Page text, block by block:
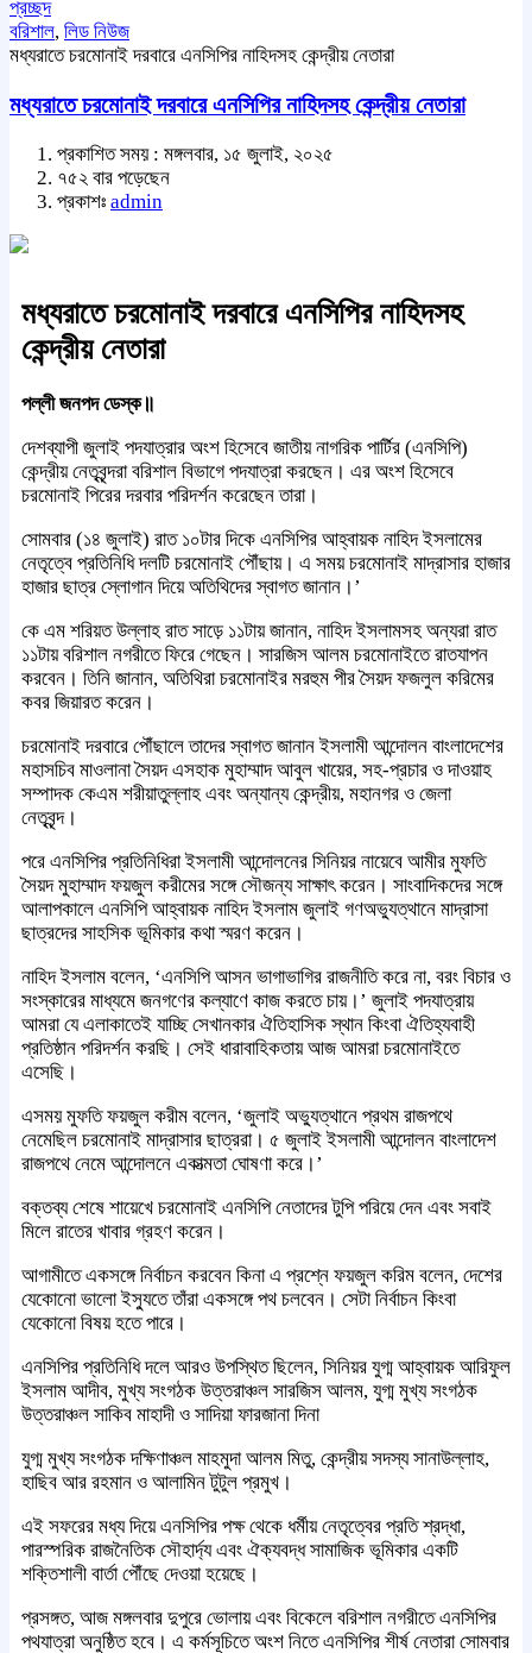
প্রচ্ছদ
বরিশাল, লিড নিউজ
মধ্যরাতে চরমোনাই দরবারে এনসিপির নাহিদসহ কেন্দ্রীয় নেতারা
মধ্যরাতে চরমোনাই দরবারে এনসিপির নাহিদসহ কেন্দ্রীয় নেতারা
প্রকাশিত সময় : মঙ্গলবার, ১৫ জুলাই, ২০২৫
৭৫২ বার পড়েছেন
প্রকাশঃ admin
মধ্যরাতে চরমোনাই দরবারে এনসিপির নাহিদসহ
কেন্দ্রীয় নেতারা
পল্লী জনপদ ডেস্ক॥
দেশব্যাপী জুলাই পদযাত্রার অংশ হিসেবে জাতীয় নাগরিক পার্টির (এনসিপি)
কেন্দ্রীয় নেতৃবৃন্দরা বরিশাল বিভাগে পদযাত্রা করছেন। এর অংশ হিসেবে
চরমোনাই পিরের দরবার পরিদর্শন করেছেন তারা।
সোমবার (১৪ জুলাই) রাত ১০টার দিকে এনসিপির আহ্বায়ক নাহিদ ইসলামের
নেতৃত্বে প্রতিনিধি দলটি চরমোনাই পৌঁছায়। এ সময় চরমোনাই মাদ্রাসার হাজার
হাজার ছাত্র স্লোগান দিয়ে অতিথিদের স্বাগত জানান।’
কে এম শরিয়ত উল্লাহ রাত সাড়ে ১১টায় জানান, নাহিদ ইসলামসহ অন্যরা রাত
১১টায় বরিশাল নগরীতে ফিরে গেছেন। সারজিস আলম চরমোনাইতে রাতযাপন
করবেন। তিনি জানান, অতিথিরা চরমোনাইর মরহুম পীর সৈয়দ ফজলুল করিমের
কবর জিয়ারত করেন।
চরমোনাই দরবারে পৌঁছালে তাদের স্বাগত জানান ইসলামী আন্দোলন বাংলাদেশের
মহাসচিব মাওলানা সৈয়দ এসহাক মুহাম্মাদ আবুল খায়ের, সহ-প্রচার ও দাওয়াহ
সম্পাদক কেএম শরীয়াতুল্লাহ এবং অন্যান্য কেন্দ্রীয়, মহানগর ও জেলা
নেতৃবৃন্দ।
পরে এনসিপির প্রতিনিধিরা ইসলামী আন্দোলনের সিনিয়র নায়েবে আমীর মুফতি
সৈয়দ মুহাম্মাদ ফয়জুল করীমের সঙ্গে সৌজন্য সাক্ষাৎ করেন। সাংবাদিকদের সঙ্গে
আলাপকালে এনসিপি আহ্বায়ক নাহিদ ইসলাম জুলাই গণঅভ্যুত্থানে মাদ্রাসা
ছাত্রদের সাহসিক ভূমিকার কথা স্মরণ করেন।
নাহিদ ইসলাম বলেন, ‘এনসিপি আসন ভাগাভাগির রাজনীতি করে না, বরং বিচার ও
সংস্কারের মাধ্যমে জনগণের কল্যাণে কাজ করতে চায়।’ জুলাই পদযাত্রায়
আমরা যে এলাকাতেই যাচ্ছি সেখানকার ঐতিহাসিক স্থান কিংবা ঐতিহ্যবাহী
প্রতিষ্ঠান পরিদর্শন করছি। সেই ধারাবাহিকতায় আজ আমরা চরমোনাইতে
এসেছি।
এসময় মুফতি ফয়জুল করীম বলেন, ‘জুলাই অভ্যুত্থানে প্রথম রাজপথে
নেমেছিল চরমোনাই মাদ্রাসার ছাত্ররা। ৫ জুলাই ইসলামী আন্দোলন বাংলাদেশ
রাজপথে নেমে আন্দোলনে একাত্মতা ঘোষণা করে।’
বক্তব্য শেষে শায়েখে চরমোনাই এনসিপি নেতাদের টুপি পরিয়ে দেন এবং সবাই
মিলে রাতের খাবার গ্রহণ করেন।
আগামীতে একসঙ্গে নির্বাচন করবেন কিনা এ প্রশ্নে ফয়জুল করিম বলেন, দেশের
যেকোনো ভালো ইস্যুতে তাঁরা একসঙ্গে পথ চলবেন। সেটা নির্বাচন কিংবা
যেকোনো বিষয় হতে পারে।
এনসিপির প্রতিনিধি দলে আরও উপস্থিত ছিলেন, সিনিয়র যুগ্ম আহ্বায়ক আরিফুল
ইসলাম আদীব, মুখ্য সংগঠক উত্তরাঞ্চল সারজিস আলম, যুগ্ম মুখ্য সংগঠক
উত্তরাঞ্চল সাকিব মাহাদী ও সাদিয়া ফারজানা দিনা
যুগ্ম মুখ্য সংগঠক দক্ষিণাঞ্চল মাহমুদা আলম মিতু, কেন্দ্রীয় সদস্য সানাউল্লাহ,
হাছিব আর রহমান ও আলামিন টুটুল প্রমুখ।
এই সফরের মধ্য দিয়ে এনসিপির পক্ষ থেকে ধর্মীয় নেতৃত্বের প্রতি শ্রদ্ধা,
পারস্পরিক রাজনৈতিক সৌহার্দ্য এবং ঐক্যবদ্ধ সামাজিক ভূমিকার একটি
শক্তিশালী বার্তা পৌঁছে দেওয়া হয়েছে।
প্রসঙ্গত, আজ মঙ্গলবার দুপুরে ভোলায় এবং বিকেলে বরিশাল নগরীতে এনসিপির
পথযাত্রা অনুষ্ঠিত হবে। এ কর্মসূচিতে অংশ নিতে এনসিপির শীর্ষ নেতারা সোমবার